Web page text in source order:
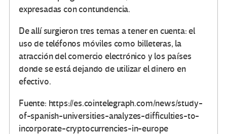
expresadas con contundencia.
De allí surgieron tres temas a tener en cuenta: el
uso de teléfonos móviles como billeteras, la
atracción del comercio electrónico y los países
donde se está dejando de utilizar el dinero en
efectivo.
Fuente: https://es.cointelegraph.com/news/study-
of-spanish-universities-analyzes-difficulties-to-
incorporate-cryptocurrencies-in-europe